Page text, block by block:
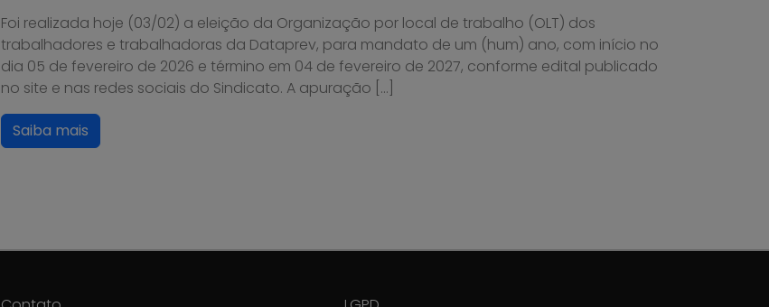
Foi realizada hoje (03/02) a eleição da Organização por local de trabalho (OLT) dos
trabalhadores e trabalhadoras da Dataprev, para mandato de um (hum) ano, com início no
dia 05 de fevereiro de 2026 e término em 04 de fevereiro de 2027, conforme edital publicado
no site e nas redes sociais do Sindicato. A apuração […]
Saiba mais